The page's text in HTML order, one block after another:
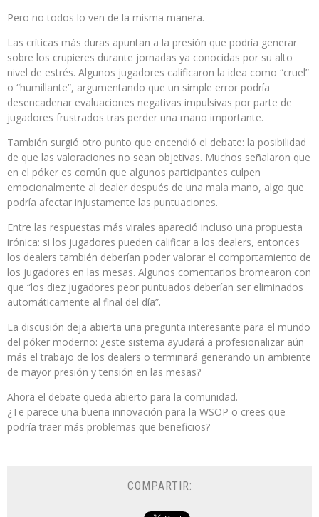
Pero no todos lo ven de la misma manera.
Las críticas más duras apuntan a la presión que podría generar
sobre los crupieres durante jornadas ya conocidas por su alto
nivel de estrés. Algunos jugadores calificaron la idea como “cruel”
o “humillante”, argumentando que un simple error podría
desencadenar evaluaciones negativas impulsivas por parte de
jugadores frustrados tras perder una mano importante.
También surgió otro punto que encendió el debate: la posibilidad
de que las valoraciones no sean objetivas. Muchos señalaron que
en el póker es común que algunos participantes culpen
emocionalmente al dealer después de una mala mano, algo que
podría afectar injustamente las puntuaciones.
Entre las respuestas más virales apareció incluso una propuesta
irónica: si los jugadores pueden calificar a los dealers, entonces
los dealers también deberían poder valorar el comportamiento de
los jugadores en las mesas. Algunos comentarios bromearon con
que “los diez jugadores peor puntuados deberían ser eliminados
automáticamente al final del día”.
La discusión deja abierta una pregunta interesante para el mundo
del póker moderno: ¿este sistema ayudará a profesionalizar aún
más el trabajo de los dealers o terminará generando un ambiente
de mayor presión y tensión en las mesas?
Ahora el debate queda abierto para la comunidad.
¿Te parece una buena innovación para la WSOP o crees que
podría traer más problemas que beneficios?
COMPARTIR: